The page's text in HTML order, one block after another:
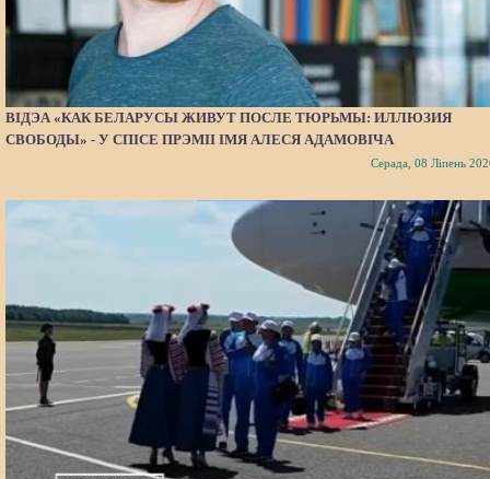
ВІДЭА «КАК БЕЛАРУСЫ ЖИВУТ ПОСЛЕ ТЮРЬМЫ: ИЛЛЮЗИЯ
СВОБОДЫ» - У СПІСЕ ПРЭМІІ ІМЯ АЛЕСЯ АДАМОВІЧА
Серада, 08 Ліпень